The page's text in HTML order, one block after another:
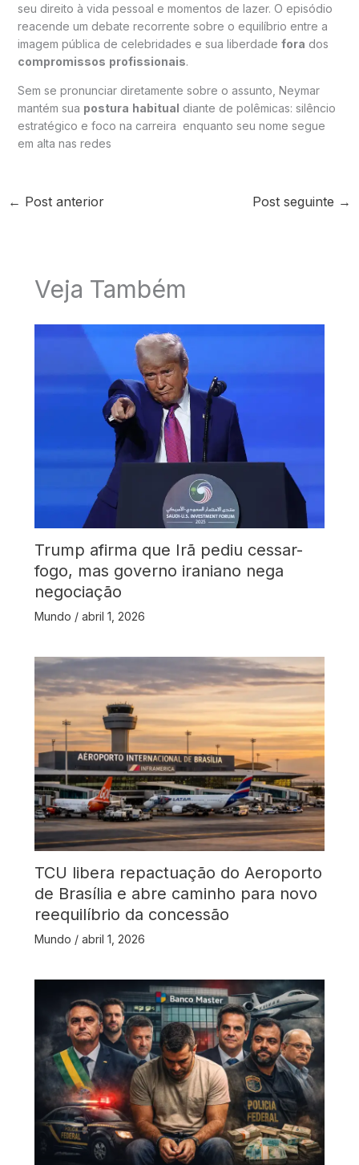
seu direito à vida pessoal e momentos de lazer. O episódio
reacende um debate recorrente sobre o equilíbrio entre a
imagem pública de celebridades e sua liberdade fora dos
compromissos profissionais.
Sem se pronunciar diretamente sobre o assunto, Neymar
mantém sua postura habitual diante de polêmicas: silêncio
estratégico e foco na carreira enquanto seu nome segue
em alta nas redes
← Post anterior Post seguinte →
Veja Também
Trump afirma que Irã pediu cessar-
fogo, mas governo iraniano nega
negociação
Mundo / abril 1, 2026
TCU libera repactuação do Aeroporto
de Brasília e abre caminho para novo
reequilíbrio da concessão
Mundo / abril 1, 2026